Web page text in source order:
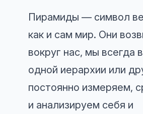
Пирамиды — символ
как и сам мир. Они
вокруг нас, мы всегда
одной иерархии или
постоянно измеряем,
и анализируем себя и